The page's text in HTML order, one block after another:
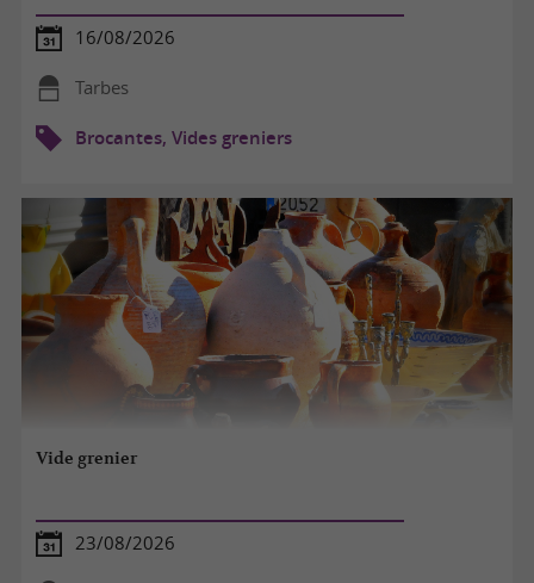
16/08/2026
Tarbes
Brocantes, Vides greniers
Vide grenier
23/08/2026